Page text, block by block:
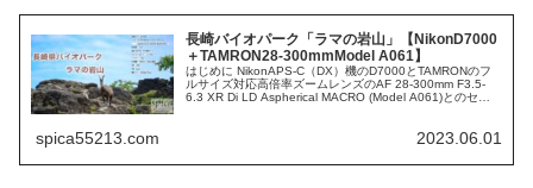
長崎バイオパーク「ラマの岩山」【NikonD7000
＋TAMRON28-300mmModel A061】
はじめに NikonAPS-C（DX）機のD7000とTAMRONのフ
ルサイズ対応高倍率ズームレンズのAF 28-300mm F3.5-
6.3 XR Di LD Aspherical MACRO (Model A061)とのセッ
spica55213.com 2023.06.01